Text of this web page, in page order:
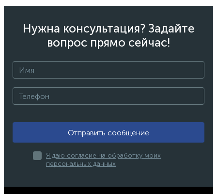
Нужна консультация? Задайте
вопрос прямо сейчас!
Отправить сообщение
Я даю согласие на обработку моих
персональных данных